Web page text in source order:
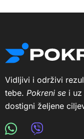
Vidljivi i održivi
tebe. Pokreni se i
dostigni željene